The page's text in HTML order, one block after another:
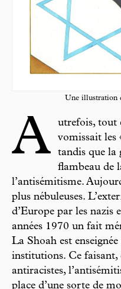
Une illustration
A
utrefois, tout
vomissait les
tandis que la
flambeau de
l’antisémitisme.
plus nébuleuses.
d’Europe par les nazis
années 1970 un fait
La Shoah est
institutions. Ce faisant,
antiracistes,
place d’une sorte de